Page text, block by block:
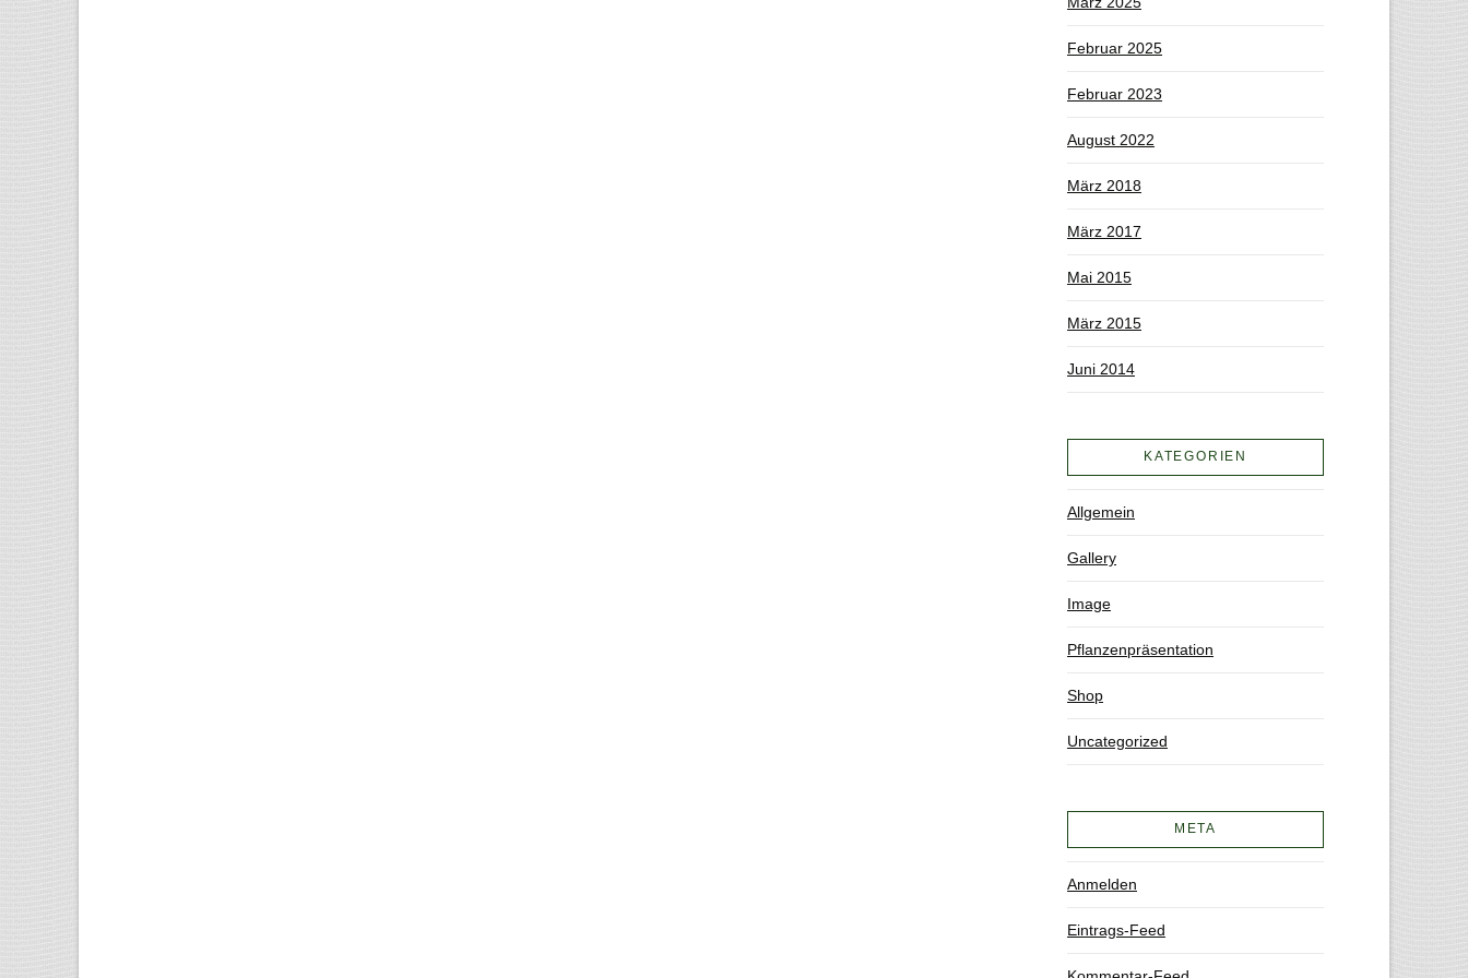
Februar 2025
Februar 2023
August 2022
März 2018
März 2017
Mai 2015
März 2015
Juni 2014
KATEGORIEN
Allgemein
Gallery
Image
Pflanzenpräsentation
Shop
Uncategorized
META
Anmelden
Eintrags-Feed